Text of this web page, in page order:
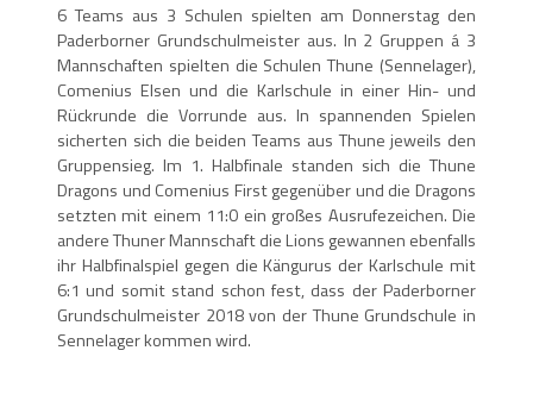
6 Teams aus 3 Schulen spielten am Donnerstag den
Paderborner Grundschulmeister aus. In 2 Gruppen á 3
Mannschaften spielten die Schulen Thune (Sennelager),
Comenius Elsen und die Karlschule in einer Hin- und
Rückrunde die Vorrunde aus. In spannenden Spielen
sicherten sich die beiden Teams aus Thune jeweils den
Gruppensieg. Im 1. Halbfinale standen sich die Thune
Dragons und Comenius First gegenüber und die Dragons
setzten mit einem 11:0 ein großes Ausrufezeichen. Die
andere Thuner Mannschaft die Lions gewannen ebenfalls
ihr Halbfinalspiel gegen die Kängurus der Karlschule mit
6:1 und somit stand schon fest, dass der Paderborner
Grundschulmeister 2018 von der Thune Grundschule in
Sennelager kommen wird.